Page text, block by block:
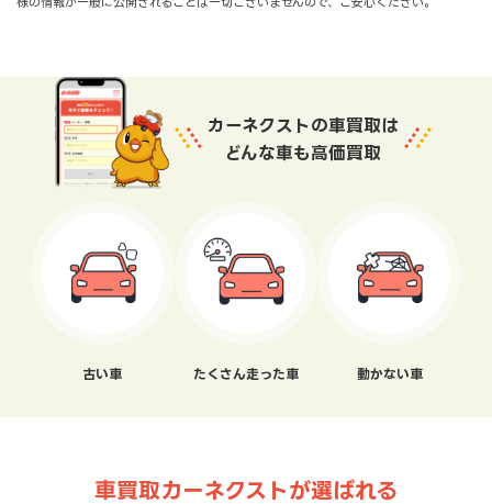
カーネクストの車買取は
どんな車も高価買取
古い車 たくさん走った車 動かない車
車買取カーネクストが選ばれる